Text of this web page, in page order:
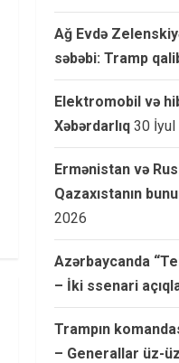
Ağ Evdə
səbəbi: Tramp
Elektromobil və
Xəbərdarlıq 30 İyul
Ermənistan və
Qazaxıstanın
2026
Azərbaycanda
– İki ssenari
Trampın
– Generallar üz-